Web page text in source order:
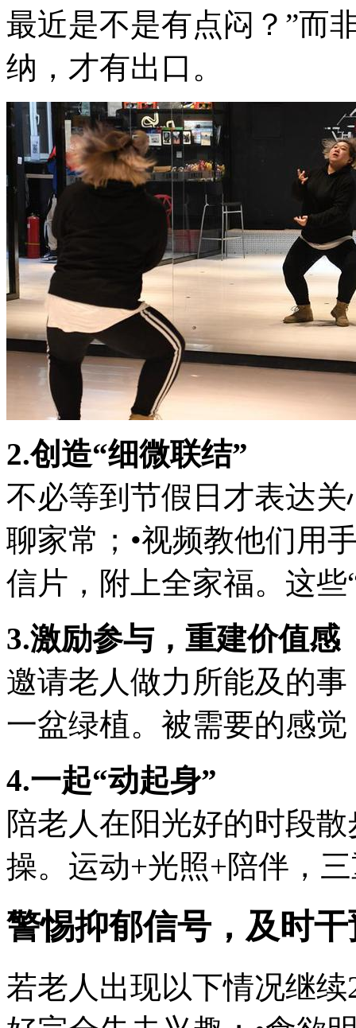
最近是不是有点闷？”而
纳，才有出口。
2.创造“细微联结”
不必等到节假日才表达
聊家常；•视频教他们用
信片，附上全家福。这些
3.激励参与，重建价值感
邀请老人做力所能及的
一盆绿植。被需要的感
4.一起“动起身”
陪老人在阳光好的时段
操。运动+光照+陪伴，
警惕抑郁信号，及时干
若老人出现以下情况继